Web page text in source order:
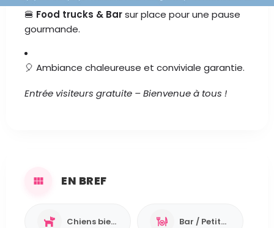
🍔 Food trucks & Barsur place pour une pause
gourmande.
🎈 Ambiance chaleureuse et conviviale garantie.
Entrée visiteurs gratuite – Bienvenue à tous !
EN BREF
Chiens bienvenus 🐾 Bar / Petite restauration